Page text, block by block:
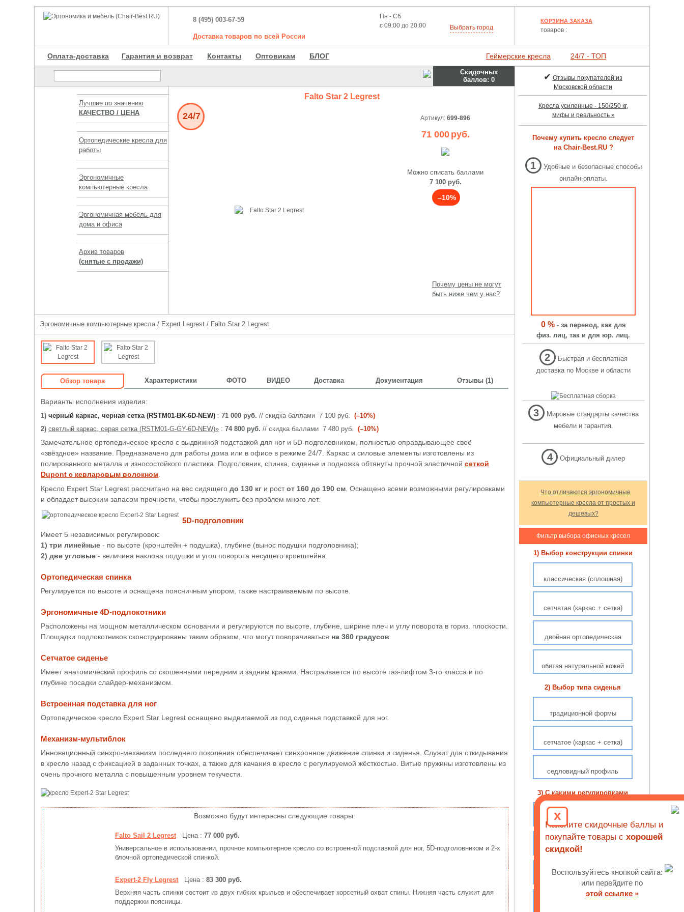
8 (495) 003-67-59
Доставкатоваров по всей России
Пн - Сб
с 09:00 до 20:00
Выбрать город
КОРЗИНА ЗАКАЗА
товаров :
Оплата-доставка Гарантия и возврат Контакты Оптовикам БЛОГ Геймерские кресла 24/7 - ТОП
Скидочных
баллов: 0
Лучшие по значению
КАЧЕСТВО / ЦЕНА
Ортопедические кресла для
работы
Эргономичные
компьютерные кресла
Эргономичная мебель для
дома и офиса
Архив товаров
(снятые с продажи)
Почему цены не могут
быть ниже чем у нас?
Falto Star 2 Legrest
24/7 Артикул: 699-896
71 000 руб.
Можно списать баллами
7 100 руб.
–10%
Эргономичные компьютерные кресла / Expert Legrest / Falto Star 2 Legrest
Обзор товара Характеристики ФОТО ВИДЕО Доставка Документация Отзывы (1)
Варианты исполнения изделия:
1) черный каркас, черная сетка (RSTM01-BK-6D-NEW) : 71 000 руб. // скидка баллами 7 100 руб. (–10%)
2) светлый каркас, серая сетка (RSTM01-G-GY-6D-NEW)» : 74 800 руб. // скидка баллами 7 480 руб. (–10%)
Замечательное ортопедическое кресло с выдвижной подставкой для ног и 5D-подголовником, полностью оправдывающее своё
«звёздное» название. Предназначено для работы дома или в офисе в режиме 24/7. Каркас и силовые элементы изготовлены из
полированного металла и износостойкого пластика. Подголовник, спинка, сиденье и подножка обтянуты прочной эластичной сеткой
Dupont с кевларовым волокном
Кресло Expert Star Legrest рассчитано на вес сидящего до 130 кг и ростот 160 до 190 см . Оснащено всеми возможными регулировками
и обладает высоким запасом прочности, чтобы прослужить без проблем много лет.
5D-подголовник
Имеет 5 независимых регулировок:
1) три линейные - по высоте (кронштейн + подушка), глубине (вынос подушки подголовника);
2) две угловые - величина наклона подушки и угол поворота несущего кронштейна.
Ортопедическая спинка
Регулируется по высоте и оснащена поясничным упором, также настраиваемым по высоте.
Эргономичные 4D-подлокотники
Расположены на мощном металлическом основании и регулируются по высоте, глубине, ширине плеч и углу поворота в гориз. плоскости.
Площадки подлокотников сконструированы таким образом, что могут поворачиваться на 360 градусов
Сетчатое сиденье
Имеет анатомический профиль со скошенными передним и задним краями. Настраивается по высоте газ-лифтом 3-го класса и по
глубине посадки слайдер-механизмом.
Встроенная подставка для ног
Ортопедическое кресло Expert Star Legrest оснащено выдвигаемой из под сиденья подставкой для ног.
Механизм-мультиблок
Инновационный синхро-механизм последнего поколения обеспечивает синхронное движение спинки и сиденья. Служит для откидывания
в кресле назад с фиксацией в заданных точках, а также для качания в кресле с регулируемой жёсткостью. Витые пружины изготовлены из
очень прочного металла с повышенным уровнем текучести.
Возможно будут интересны следующие товары:
Falto Sail 2 LegrestЦена : 77 000 руб.
Универсальное в использовании, прочное компьютерное кресло со встроенной подставкой для ног, 5D-подголовником и 2-х
блочной ортопедической спинкой.
Expert-2 Fly LegrestЦена : 83 300 руб.
Верхняя часть спинки состоит из двух гибких крыльев и обеспечивает корсетный охват спины. Нижняя часть служит для
поддержки поясницы.
✔ Отзывы покупателей из
Московской области
Кресла усиленные - 150/250 кг,
мифы и реальность »
Почему купить кресло следует
на Chair-Best.RU ?
1
Удобные и безопасные способы
онлайн-оплаты.
0 %- за перевод, как для
физ. лиц, так и для юр. лиц.
2
Быстрая и бесплатная
доставка по Москве и области
3
Мировые стандарты качества
мебели и гарантия.
4 Официальный дилер
Что отличаются эргономичные
компьютерные кресла от простых и
дешевых?
Фильтр выбора офисных кресел
1) Выбор конструкции спинки
классическая (сплошная)
сетчатая (каркас + сетка)
двойная ортопедическая
обитая натуральной кожей
2) Выбор типа сиденья
традиционной формы
сетчатое (каркас + сетка)
седловидный профиль
3) С какими регулировками
настройка высоты спинки
поясничный упор
глубина сиденья (слайдер)
x
Накопите скидочные баллы и
покупайте товары с хорошей
скидкой!
Воспользуйтесь кнопкой сайта:
или перейдите по
этой ссылке »